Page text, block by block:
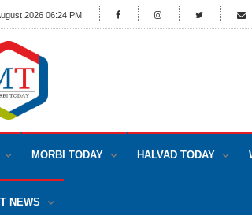
2026 06:24 PM
MORBI TODAY HALVAD TODAY
NEWS